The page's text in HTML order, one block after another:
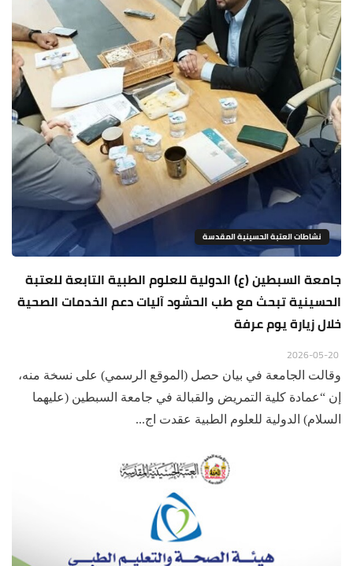
نشاطات العتبة الحسينية المقدسة
جامعة السبطين (ع) الدولية للعلوم الطبية التابعة للعتبة
الحسينية تبحث مع طب الحشود آليات دعم الخدمات الصحية
خلال زيارة يوم عرفة
وقالت الجامعة في بيان حصل (الموقع الرسمي) على نسخة منه،
إن “عمادة كلية التمريض والقبالة في جامعة السبطين (عليهما
السلام) الدولية للعلوم الطبية عقدت اج...